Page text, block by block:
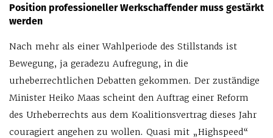
Position professioneller Werkschaffender muss gestärkt
werden
Nach mehr als einer Wahlperiode des Stillstands ist
Bewegung, ja geradezu Aufregung, in die
urheberrechtlichen Debatten gekommen. Der zuständige
Minister Heiko Maas scheint den Auftrag einer Reform
des Urheberrechts aus dem Koalitionsvertrag dieses Jahr
couragiert angehen zu wollen. Quasi mit „Highspeed“